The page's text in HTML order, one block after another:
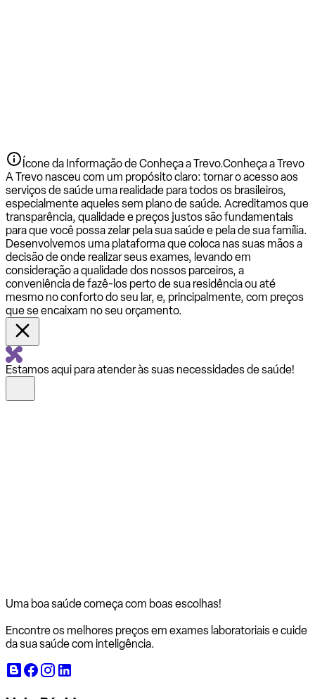
Ícone da Informação de Conheça a Trevo.Conheça a Trevo
A Trevo nasceu com um propósito claro: tornar o acesso aos
serviços de saúde uma realidade para todos os brasileiros,
especialmente aqueles sem plano de saúde. Acreditamos que
transparência, qualidade e preços justos são fundamentais
para que você possa zelar pela sua saúde e pela de sua família.
Desenvolvemos uma plataforma que coloca nas suas mãos a
decisão de onde realizar seus exames, levando em
consideração a qualidade dos nossos parceiros, a
conveniência de fazê-los perto de sua residência ou até
mesmo no conforto do seu lar, e, principalmente, com preços
que se encaixam no seu orçamento.
Estamos aqui para atender às suas necessidades de saúde!
Uma boa saúde começa com boas escolhas!
Encontre os melhores preços em exames laboratoriais e cuide
da sua saúde com inteligência.